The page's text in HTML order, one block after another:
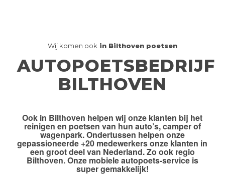
Wij komen ook in Bilthoven poetsen
AUTOPOETSBEDRIJF
BILTHOVEN
Ook in Bilthoven helpen wij onze klanten bij het
reinigen en poetsen van hun auto’s, camper of
wagenpark. Ondertussen helpen onze
gepassioneerde +20 medewerkersonze klanten in
een groot deel van Nederland. Zo ook regio
Bilthoven. Onze mobiele autopoets-serviceis
super gemakkelijk!